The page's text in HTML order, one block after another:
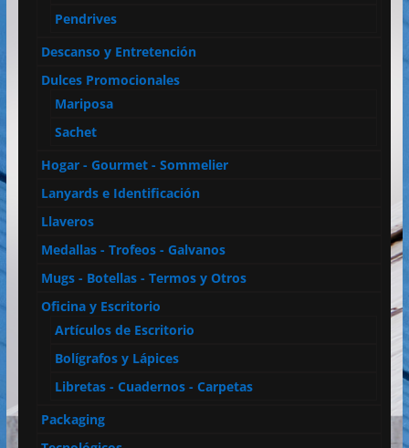
Pendrives
Descanso y Entretención
Dulces Promocionales
Mariposa
Sachet
Hogar - Gourmet - Sommelier
Lanyards e Identificación
Llaveros
Medallas - Trofeos - Galvanos
Mugs - Botellas - Termos y Otros
Oficina y Escritorio
Artículos de Escritorio
Bolígrafos y Lápices
Libretas - Cuadernos - Carpetas
Packaging